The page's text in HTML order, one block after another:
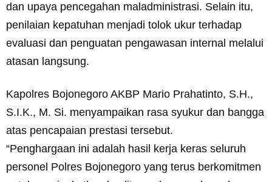
dan upaya pencegahan maladministrasi. Selain itu,
penilaian kepatuhan menjadi tolok ukur terhadap
evaluasi dan penguatan pengawasan internal melalui
atasan langsung.
Kapolres Bojonegoro AKBP Mario Prahatinto, S.H.,
S.I.K., M. Si. menyampaikan rasa syukur dan bangga
atas pencapaian prestasi tersebut.
“Penghargaan ini adalah hasil kerja keras seluruh
personel Polres Bojonegoro yang terus berkomitmen